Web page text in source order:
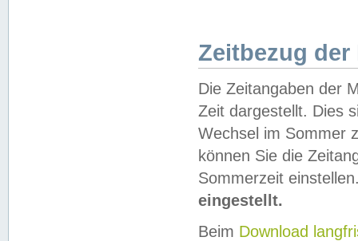
Zeitbezug der
Die Zeitangaben der
Zeit dargestellt. Dies
Wechsel im Sommer
können Sie die
Sommerzeit
eingestellt.
Beim Download